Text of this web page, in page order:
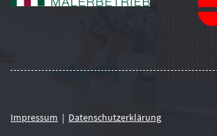
Impressum | Datenschutzerklärung